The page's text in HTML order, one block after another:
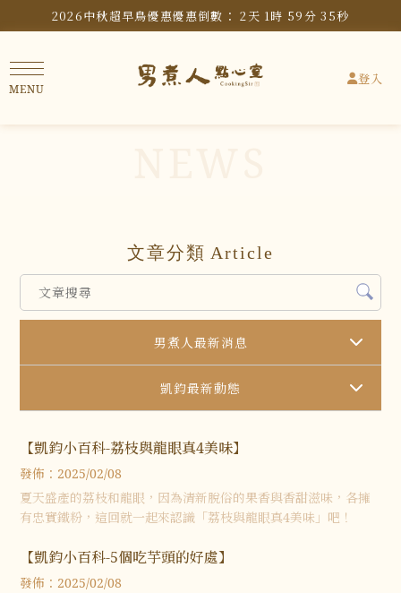
2026中秋超早鳥優惠優惠倒數：2天 1時 59分35秒
登入
文章分類 Article
男煮人最新消息
凱鈞最新動態
【凱鈞小百科-荔枝與龍眼真4美味】
發佈：2025/02/08
夏天盛產的荔枝和龍眼，因為清新脫俗的果香與香甜滋味，各擁
有忠實鐵粉，這回就一起來認識「荔枝與龍眼真4美味」吧！
【凱鈞小百科-5個吃芋頭的好處】
發佈：2025/02/08